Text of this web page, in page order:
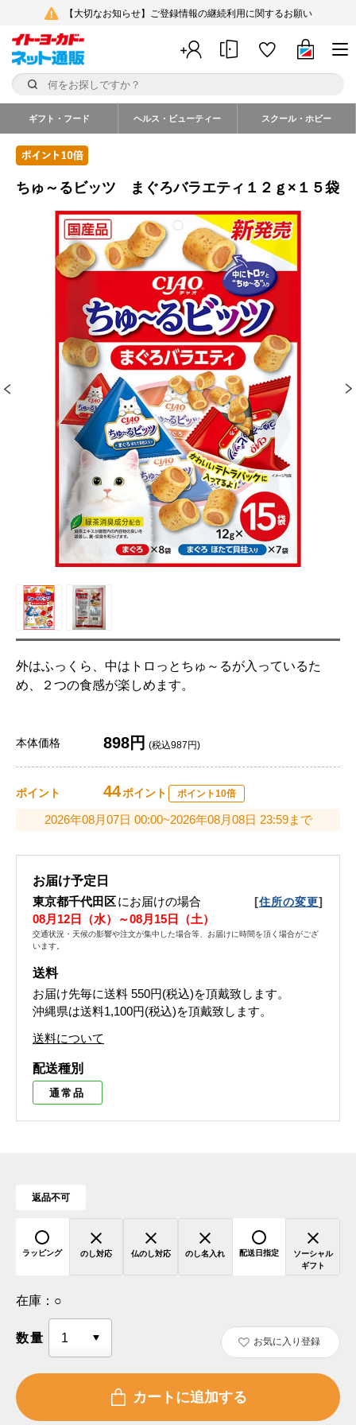
【大切なお知らせ】ご登録情報の継続利用に関するお願い
ギフト・フード ヘルス・ビューティー スクール・ホビー
ちゅ～るビッツ まぐろバラエティ１２ｇ×１５袋
外はふっくら、中はトロっとちゅ～るが入っているた
め、２つの食感が楽しめます。
本体価格 898円 (税込987円)
ポイント 44ポイント ポイント10倍
2026年08月07日 00:00~2026年08月08日 23:59まで
お届け予定日
東京都千代田区にお届けの場合 [住所の変更]
08月12日（水）～08月15日（土）
交通状況・天候の影響や注文が集中した場合等、お届けに時間を頂く場合がござ
います。
送料
お届け先毎に送料 550円(税込)を頂戴致します。
沖縄県は送料1,100円(税込)を頂戴致します。
送料について
配送種別
通常品
返品不可
ラッピング のし対応 仏のし対応 のし名入れ 配送日指定
ソーシャル
ギフト
在庫： ○
数量 お気に入り登録